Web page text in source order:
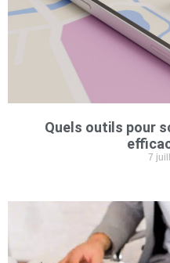
Quels outils pour
7